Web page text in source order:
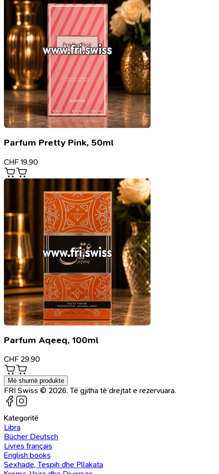
Parfum Pretty Pink, 50ml
CHF 19.90
Parfum Aqeeq, 100ml
CHF 29.90
Më shumë produkte
FRI Swiss © 2026. Të gjitha të drejtat e rezervuara.
Kategoritë
Libra
Bücher Deutsch
Livres français
English books
Sexhade, Tespih dhe Pllakata